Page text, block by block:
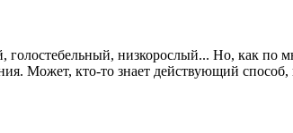
голостебельный, низкорослый... Но, как по
Может, кто-то знает действующий способ,